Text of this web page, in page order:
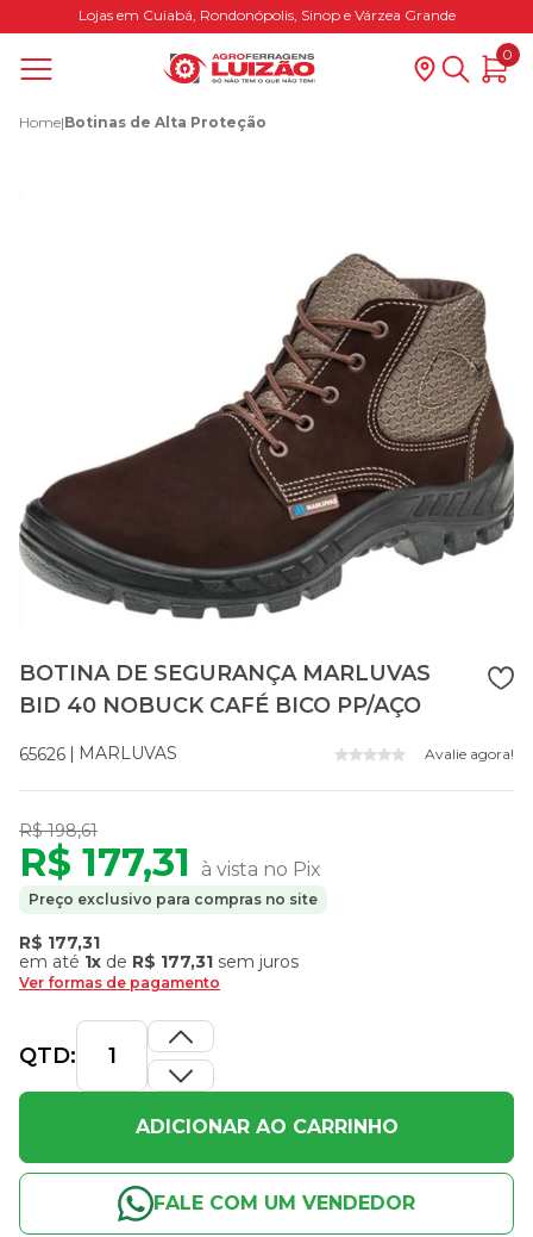
Lojas em Cuiabá, Rondonópolis, Sinop e Várzea Grande
0
Home|Botinas de Alta Proteção
BOTINA DE SEGURANÇA MARLUVAS
BID 40 NOBUCK CAFÉ BICO PP/AÇO
65626 MARLUVAS Avalie agora!
R$ 198,61
R$ 177,31 à vista no Pix
Preço exclusivo para compras no site
R$ 177,31
em até 1x de R$ 177,31 sem juros
Ver formas de pagamento
QTD:
ADICIONAR AO CARRINHO
FALE COM UM VENDEDOR